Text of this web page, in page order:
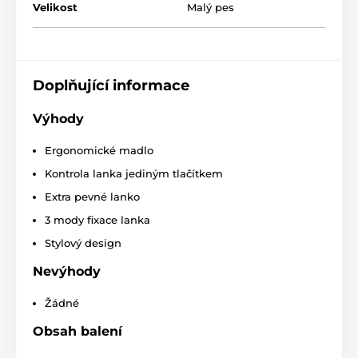
Když se v jediném produktu setká kvalita s moderní
originální i praktický je proto i design vodítka
velikostech, ale i v šesti barevných variantách.
Velikost Malý pes
Doplňující informace
Výhody
Ergonomické madlo
Kontrola lanka jediným tlačítkem
Extra pevné lanko
3 mody fixace lanka
Stylový design
Nevýhody
Žádné
Obsah balení